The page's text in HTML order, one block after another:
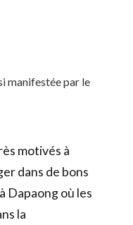
manifestée par le
motivés à
dans de bons
Dapaong où les
la